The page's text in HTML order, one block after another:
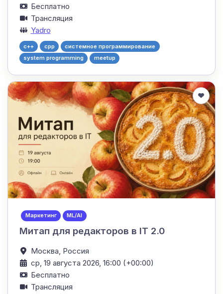
Бесплатно
Трансляция
Yadro
c++ cpp
системное программирование
system programming
meetup
Маркетинг ML/AI
Митап для редакторов в IT 2.0
Москва, Россия
ср, 19 августа 2026, 16:00 (+00:00)
Бесплатно
Трансляция